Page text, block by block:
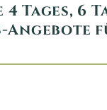
Tages, 6
Angebote